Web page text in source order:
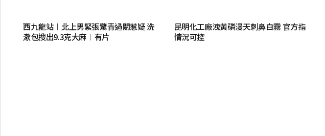
西九龍站︱北上男緊張驚青過關惹疑 洗
漱包搜出9.3克大麻︱有片
昆明化工廠洩黃磷漫天刺鼻白霧 官方指
情況可控